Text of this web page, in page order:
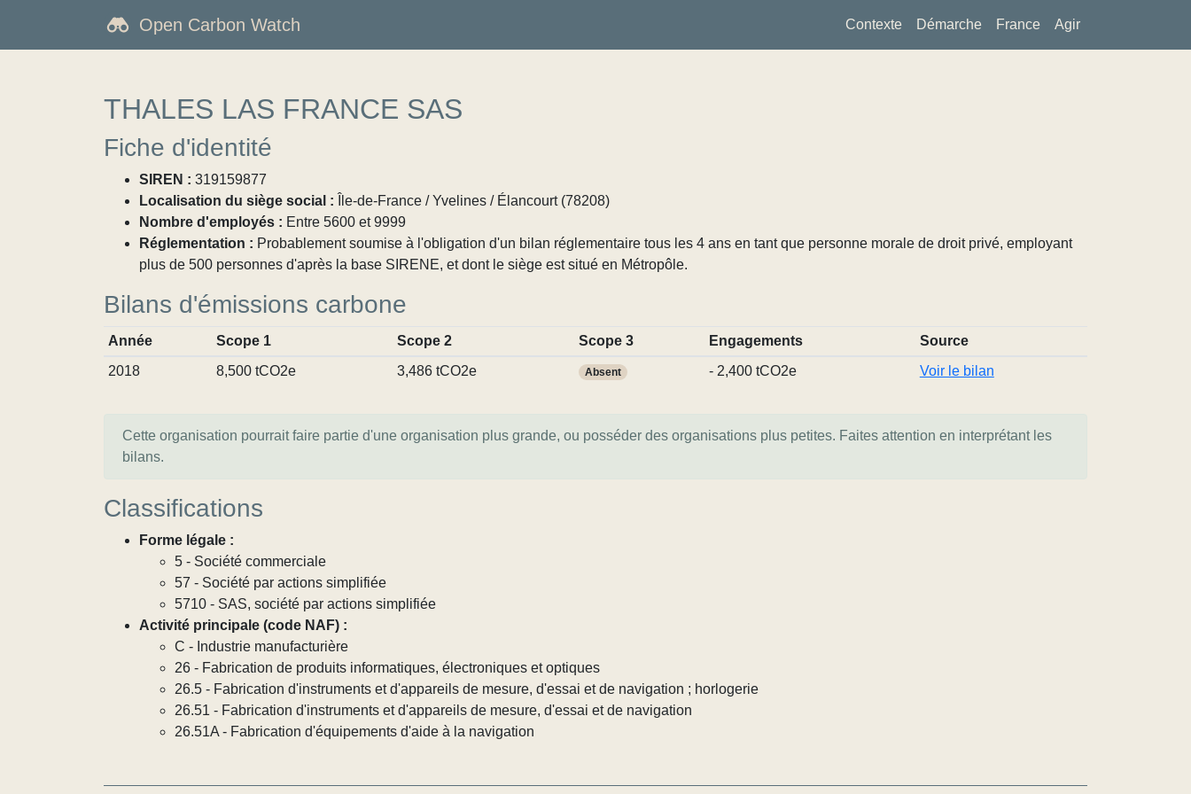
Open Carbon Watch Contexte Démarche France Agir
THALES LAS FRANCE SAS
Fiche d'identité
SIREN : 319159877
Localisation du siège social : Île-de-France / Yvelines / Élancourt (78208)
Nombre d'employés : Entre 5600 et 9999
Réglementation : Probablement soumise à l'obligation d'un bilan réglementaire tous les 4 ans en tant que personne morale de droit privé, employant
plus de 500 personnes d'après la base SIRENE, et dont le siège est situé en Métropôle.
Bilans d'émissions carbone
Année Scope 1 Scope 2 Scope 3 Engagements
Source
2018
8,500 tCO2e 3,486 tCO2e Absent - 2,400 tCO2e Voir le bilan
Cette organisation pourrait faire partie d'une organisation plus grande, ou posséder des organisations plus petites. Faites attention en interprétant les
bilans.
Classifications
Forme légale :
5 - Société commerciale
57 - Société par actions simplifiée
5710 - SAS, société par actions simplifiée
Activité principale (code NAF) :
C - Industrie manufacturière
26 - Fabrication de produits informatiques, électroniques et optiques
26.5 - Fabrication d'instruments et d'appareils de mesure, d'essai et de navigation ; horlogerie
26.51 - Fabrication d'instruments et d'appareils de mesure, d'essai et de navigation
26.51A - Fabrication d'équipements d'aide à la navigation